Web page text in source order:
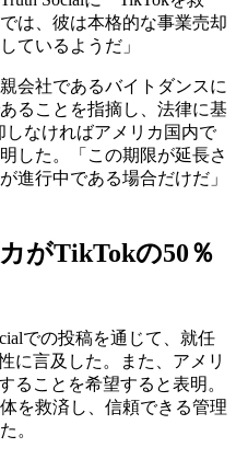
は、彼は本格的な事業売却
ているようだ」
会社であるバイトダンスに
ることを指摘し、法律に基
しなければアメリカ国内で
した。「この期限が延長さ
進行中である場合だけだ」
がTikTokの50％
での投稿を通じて、就任
に言及した。また、アメリ
ることを希望すると表明。
を救済し、信頼できる管理
。